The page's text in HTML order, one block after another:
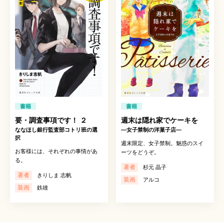
書籍
要・調査事項です！ ２
ななほし銀行監査部コトリ班の選
択
お客様には、それぞれの事情があ
る。
著者 きりしま 志帆
装画 鉄雄
書籍
週末は隠れ家でケーキを
―女子禁制の洋菓子店―
週末限定、女子禁制。魅惑のスイ
ーツをどうぞ。
著者 杉元 晶子
装画 アルコ